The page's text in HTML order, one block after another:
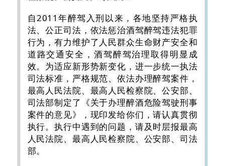
自2011年醉驾入刑以来，各地坚持严格执
法、公正司法，依法惩治酒驾醉驾违法犯罪
行为，有力维护了人民群众生命财产安全和
道路交通安全，酒驾醉驾治理取得明显成
效。为适应新形势新变化，进一步统一执法
司法标准，严格规范、依法办理醉驾案件，
最高人民法院、最高人民检察院、公安部、
司法部制定了《关于办理醉酒危险驾驶刑事
案件的意见》，现印发给你们，请认真贯彻
执行。执行中遇到的问题，请及时层报最高
人民法院、最高人民检察院、公安部、司法
部。